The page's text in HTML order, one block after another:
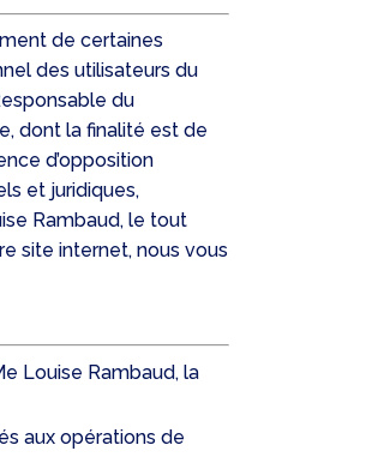
de certaines
des utilisateurs du
du
dont la finalité est de
d’opposition
et juridiques,
Rambaud, le tout
site internet, nous vous
Louise Rambaud, la
aux opérations de